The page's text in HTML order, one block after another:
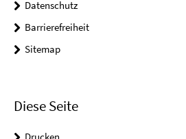
Datenschutz
Barrierefreiheit
Sitemap
Diese Seite
Drucken